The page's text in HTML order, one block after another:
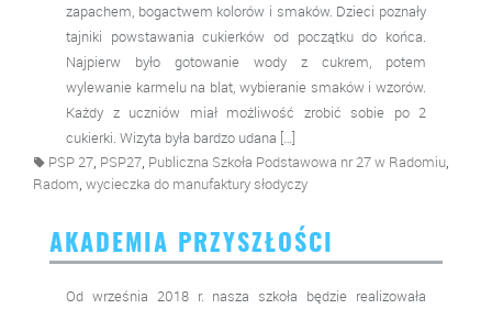
zapachem, bogactwem kolorów i smaków. Dzieci poznały
tajniki powstawania cukierków od początku do końca.
Najpierw było gotowanie wody z cukrem, potem
wylewanie karmelu na blat, wybieranie smaków i wzorów.
Każdy z uczniów miał możliwość zrobić sobie po 2
cukierki. Wizyta była bardzo udana […]
PSP 27, PSP27, Publiczna Szkoła Podstawowa nr 27 w Radomiu,
Radom, wycieczka do manufaktury słodyczy
AKADEMIA PRZYSZŁOŚCI
Od września 2018 r. nasza szkoła będzie realizowała